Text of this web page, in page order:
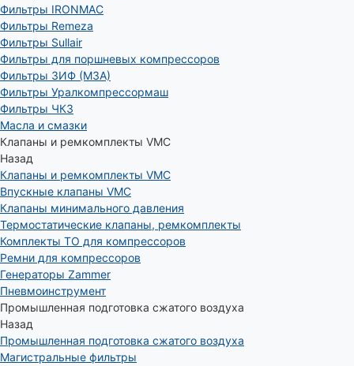
Фильтры IRONMAC
Фильтры Remeza
Фильтры Sullair
Фильтры для поршневых компрессоров
Фильтры ЗИФ (МЗА)
Фильтры Уралкомпрессормаш
Фильтры ЧКЗ
Масла и смазки
Клапаны и ремкомплекты VMC
Назад
Клапаны и ремкомплекты VMC
Впускные клапаны VMC
Клапаны минимального давления
Термостатические клапаны, ремкомплекты
Комплекты ТО для компрессоров
Ремни для компрессоров
Генераторы Zammer
Пневмоинструмент
Промышленная подготовка сжатого воздуха
Назад
Промышленная подготовка сжатого воздуха
Магистральные фильтры